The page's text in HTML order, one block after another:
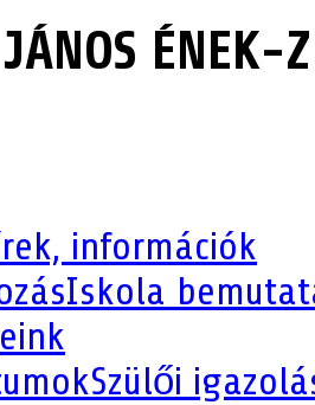
ÉNEK-
információk
Iskola
Szülői